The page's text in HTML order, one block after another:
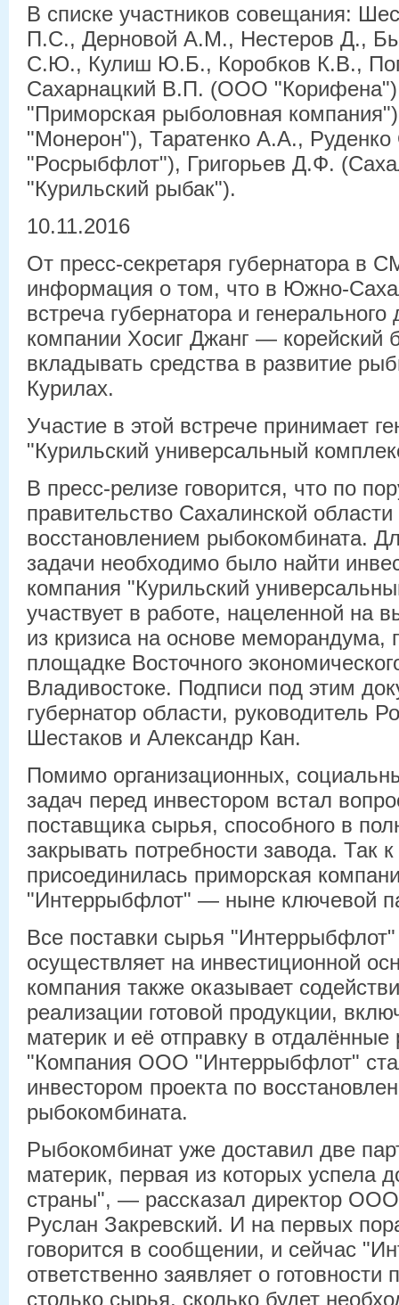
В списке участников совещания:
П.С., Дерновой А.М., Нестеров Д.,
С.Ю., Кулиш Ю.Б., Коробков К.В.,
Сахарнацкий В.П. (ООО
"Приморская рыболовная
"Монерон"), Таратенко А.А.,
"Росрыбфлот"), Григорьев Д.Ф.
"Курильский рыбак").
10.11.2016
От пресс-секретаря губернатора в
информация о том, что в Южно-
встреча губернатора и генерального
компании Хосиг Джанг — корейский
вкладывать средства в развитие
Курилах.
Участие в этой встрече принимает
"Курильский универсальный
В пресс-релизе говорится, что по
правительство Сахалинской
восстановлением рыбокомбината.
задачи необходимо было найти
компания "Курильский
участвует в работе, нацеленной на
из кризиса на основе меморандума,
площадке Восточного
Владивостоке. Подписи под этим
губернатор области, руководитель
Шестаков и Александр Кан.
Помимо организационных,
задач перед инвестором встал
поставщика сырья, способного в
закрывать потребности завода. Так
присоединилась приморская
"Интеррыбфлот" — ныне ключевой
Все поставки сырья
осуществляет на инвестиционной
компания также оказывает
реализации готовой продукции,
материк и её отправку в
"Компания ООО "Интеррыбфлот"
инвестором проекта по
рыбокомбината.
Рыбокомбинат уже доставил две
материк, первая из которых успела
страны", — рассказал директор
Руслан Закревский. И на первых
говорится в сообщении, и сейчас
ответственно заявляет о готовности
столько сырья, сколько будет